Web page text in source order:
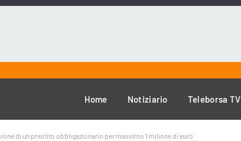
Home Notiziario Teleborsa TV
di un prestito obbligazionario per massimo 1 milione di euro